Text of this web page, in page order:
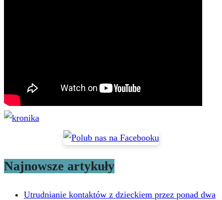
Najnowsze artykuły
Utrudnianie kontaktów z dzieckiem przez ponad dwa